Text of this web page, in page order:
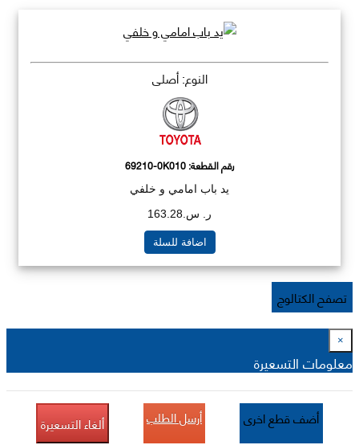
النوع: أصلي
رقم القطعة:69210-0K010
يد باب امامي و خلفي
ر. س.163.28
اضافة للسلة
تصفح الكتالوج
×
معلومات التسعيرة
أضف قطع اخرى أرسل الطلب ألغاء التسعيرة